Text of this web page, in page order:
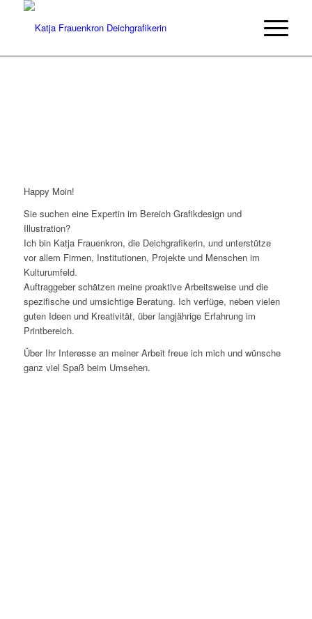
Happy Moin!
Sie suchen eine Expertin im Bereich Grafikdesign und
Illustration?
Ich bin Katja Frauenkron, die Deichgrafikerin, und unterstütze
vor allem Firmen, Institutionen, Projekte und Menschen im
Kulturumfeld.
Auftraggeber schätzen meine proaktive Arbeitsweise und die
spezifische und umsichtige Beratung. Ich verfüge, neben vielen
guten Ideen und Kreativität, über langjährige Erfahrung im
Printbereich.
Über Ihr Interesse an meiner Arbeit freue ich mich und wünsche
ganz viel Spaß beim Umsehen.